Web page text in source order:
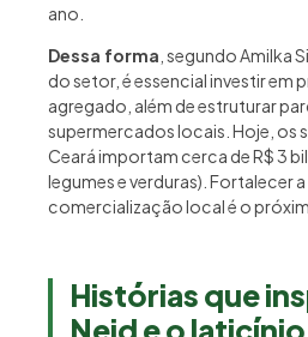
ano.
Dessa forma , segundo Amilka
do setor, é essencial investir em
agregado, além de estruturar
supermercados locais. Hoje, os
Ceará importam cerca de R$ 3
legumes e verduras). Fortalecer
comercialização local é o
Histórias que